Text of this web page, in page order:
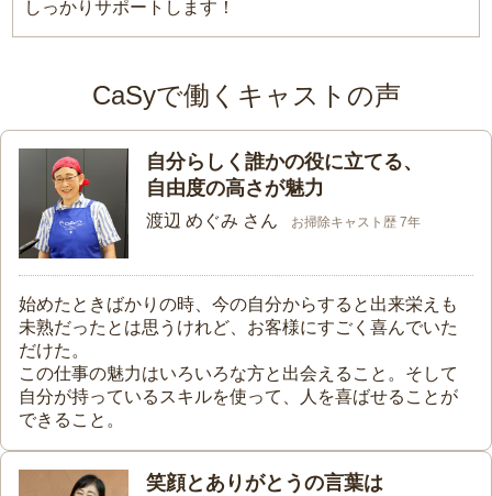
しっかりサポートします！
CaSyで働くキャストの声
自分らしく誰かの役に立てる、
自由度の高さが魅力
渡辺 めぐみ さん お掃除キャスト歴 7年
始めたときばかりの時、今の自分からすると出来栄えも
未熟だったとは思うけれど、お客様にすごく喜んでいた
だけた。
この仕事の魅力はいろいろな方と出会えること。そして
自分が持っているスキルを使って、人を喜ばせることが
できること。
笑顔とありがとうの言葉は